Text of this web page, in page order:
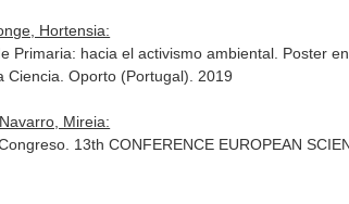
Hortensia:
hacia el activismo ambiental. Poster
Ciencia. Oporto (Portugal). 2019
Mireia:
13th CONFERENCE EUROPEAN